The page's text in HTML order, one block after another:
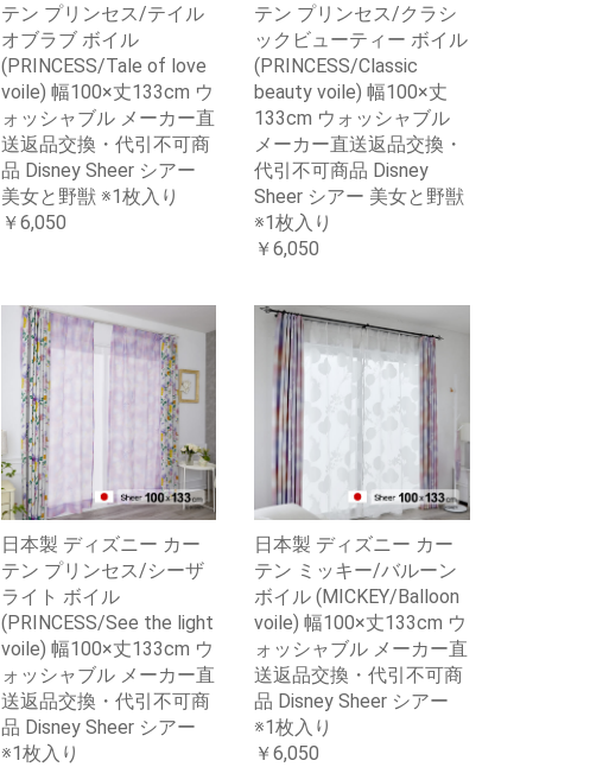
テン プリンセス/テイル
オブラブ ボイル
(PRINCESS/Tale of love
voile) 幅100×丈133cm ウ
ォッシャブル メーカー直
送返品交換・代引不可商
品 Disney Sheer シアー
美女と野獣 ※1枚入り
￥6,050
テン プリンセス/クラシ
ックビューティー ボイル
(PRINCESS/Classic
beauty voile) 幅100×丈
133cm ウォッシャブル
メーカー直送返品交換・
代引不可商品 Disney
Sheer シアー 美女と野獣
※1枚入り
￥6,050
日本製 ディズニー カー
テン プリンセス/シーザ
ライト ボイル
(PRINCESS/See the light
voile) 幅100×丈133cm ウ
ォッシャブル メーカー直
送返品交換・代引不可商
品 Disney Sheer シアー
※1枚入り
日本製 ディズニー カー
テン ミッキー/バルーン
ボイル (MICKEY/Balloon
voile) 幅100×丈133cm ウ
ォッシャブル メーカー直
送返品交換・代引不可商
品 Disney Sheer シアー
※1枚入り
￥6,050